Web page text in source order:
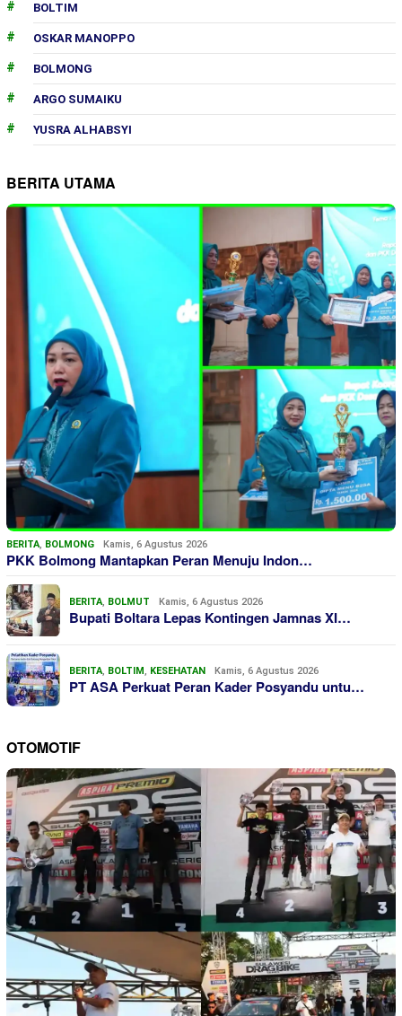
BOLTIM
OSKAR MANOPPO
BOLMONG
ARGO SUMAIKU
YUSRA ALHABSYI
BERITA UTAMA
BERITA BOLMONG Kamis, 6 Agustus 2026
PKK Bolmong Mantapkan Peran Menuju Indon…
BERITA BOLMUT Kamis, 6 Agustus 2026
Bupati Boltara Lepas Kontingen Jamnas XI…
BERITA BOLTIM KESEHATAN Kamis, 6 Agustus 2026
PT ASA Perkuat Peran Kader Posyandu untu…
OTOMOTIF